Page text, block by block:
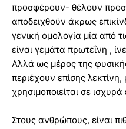
προσφέρουν- θέλουν
αποδειχθούν άκρως
γενική ομολογία μία από
είναι γεμάτα πρωτεΐνη ,
Αλλά ως μέρος της
περιέχουν επίσης
χρησιμοποιείται σε
Στους ανθρώπους, είναι